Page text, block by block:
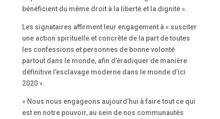
bénéficient du même droit à la liberté et la dignité ».
Les signataires affirment leur engagement à « susciter
une action spirituelle et concrète de la part de toutes
les confessions et personnes de bonne volonté
partout dans le monde, afin d’éradiquer de manière
définitive l’esclavage moderne dans le monde d’ici
2020 ».
« Nous nous engageons aujourd’hui à faire tout ce qui
est en notre pouvoir, au sein de nos communautés